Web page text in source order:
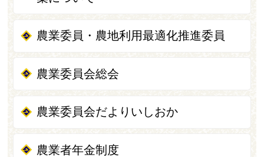
農業委員・農地利用最適化推進委員
農業委員会総会
農業委員会だよりいしおか
農業者年金制度